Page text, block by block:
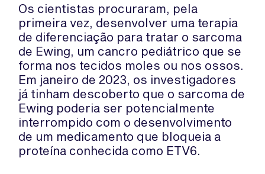
Os cientistas procuraram, pela
primeira vez, desenvolver uma terapia
de diferenciação para tratar o sarcoma
de Ewing, um cancro pediátrico que se
forma nos tecidos moles ou nos ossos.
Em janeiro de 2023, os investigadores
já tinham descoberto que o sarcoma de
Ewing poderia ser potencialmente
interrompido com o desenvolvimento
de um medicamento que bloqueia a
proteína conhecida como ETV6.